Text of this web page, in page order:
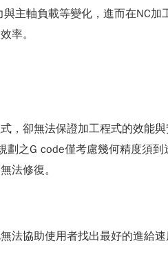
主軸負載等變化，進而在NC
率。
，卻無法保證加工程式的效能
之G code僅考慮幾何精度須
法修復。
協助使用者找出最好的進給速